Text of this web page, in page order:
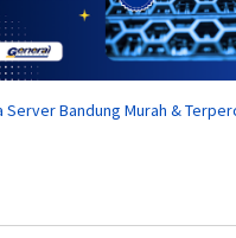
Server Bandung Murah &